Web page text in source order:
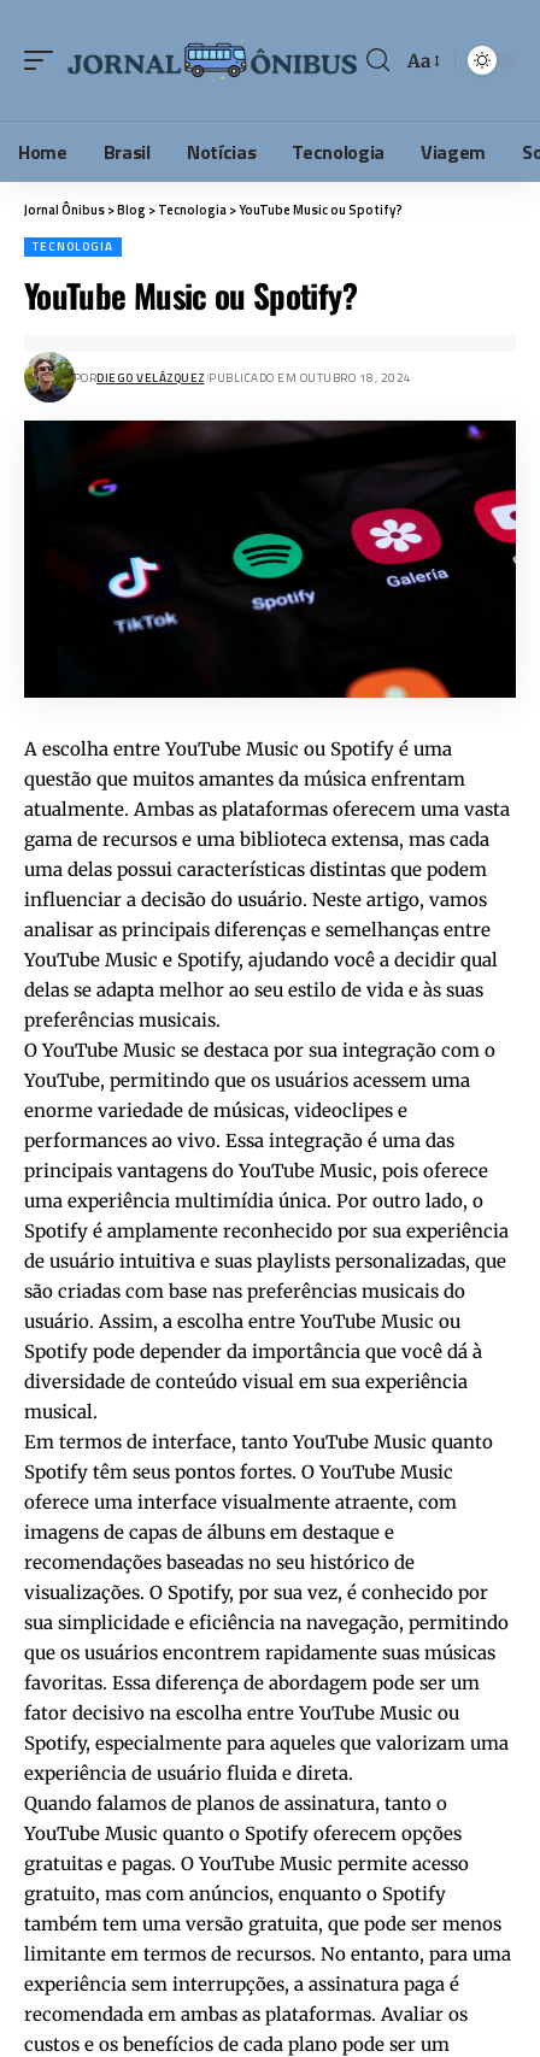
Aa
Home Brasil Notícias Tecnologia Viagem
Jornal Ônibus>Blog >Tecnologia>YouTube Music ou Spotify?
TECNOLOGIA
YouTube Music ou Spotify?
PORDIEGO VELÁZQUEZ PUBLICADO EM OUTUBRO 18, 2024
A escolha entre YouTube Music ou Spotify é uma
questão que muitos amantes da música enfrentam
atualmente. Ambas as plataformas oferecem uma vasta
gama de recursos e uma biblioteca extensa, mas cada
uma delas possui características distintas que podem
influenciar a decisão do usuário. Neste artigo, vamos
analisar as principais diferenças e semelhanças entre
YouTube Music e Spotify, ajudando você a decidir qual
delas se adapta melhor ao seu estilo de vida e às suas
preferências musicais.
O YouTube Music se destaca por sua integração com o
YouTube, permitindo que os usuários acessem uma
enorme variedade de músicas, videoclipes e
performances ao vivo. Essa integração é uma das
principais vantagens do YouTube Music, pois oferece
uma experiência multimídia única. Por outro lado, o
Spotify é amplamente reconhecido por sua experiência
de usuário intuitiva e suas playlists personalizadas, que
são criadas com base nas preferências musicais do
usuário. Assim, a escolha entre YouTube Music ou
Spotify pode depender da importância que você dá à
diversidade de conteúdo visual em sua experiência
musical.
Em termos de interface, tanto YouTube Music quanto
Spotify têm seus pontos fortes. O YouTube Music
oferece uma interface visualmente atraente, com
imagens de capas de álbuns em destaque e
recomendações baseadas no seu histórico de
visualizações. O Spotify, por sua vez, é conhecido por
sua simplicidade e eficiência na navegação, permitindo
que os usuários encontrem rapidamente suas músicas
favoritas. Essa diferença de abordagem pode ser um
fator decisivo na escolha entre YouTube Music ou
Spotify, especialmente para aqueles que valorizam uma
experiência de usuário fluida e direta.
Quando falamos de planos de assinatura, tanto o
YouTube Music quanto o Spotify oferecem opções
gratuitas e pagas. O YouTube Music permite acesso
gratuito, mas com anúncios, enquanto o Spotify
também tem uma versão gratuita, que pode ser menos
limitante em termos de recursos. No entanto, para uma
experiência sem interrupções, a assinatura paga é
recomendada em ambas as plataformas. Avaliar os
custos e os benefícios de cada plano pode ser um